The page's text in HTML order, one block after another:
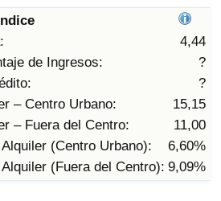
4,44
de Ingresos:
?
?
– Centro Urbano:
15,15
– Fuera del Centro:
11,00
(Centro Urbano):
6,60%
(Fuera del Centro): 9,09%
País
por País